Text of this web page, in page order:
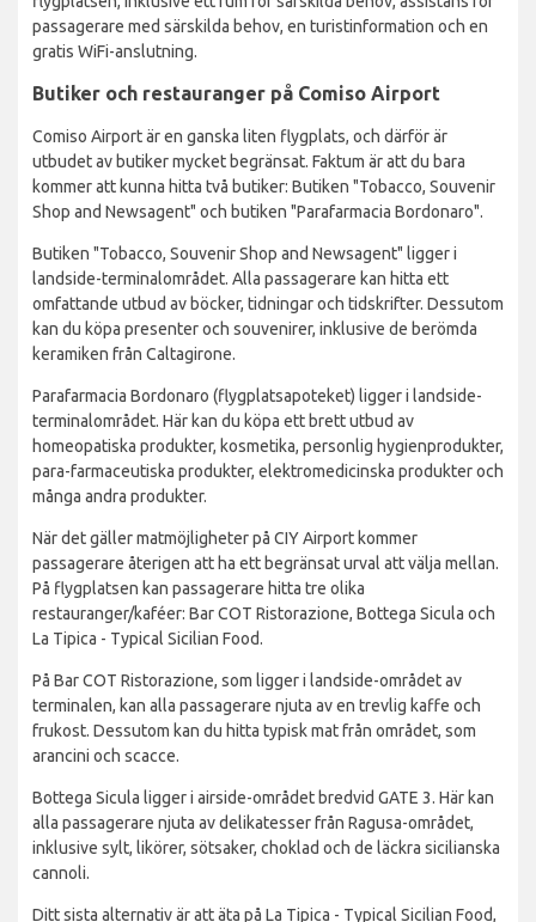
passagerare med särskilda behov, en turistinformation och en
gratis WiFi-anslutning.
Butiker och restauranger på Comiso Airport
Comiso Airport är en ganska liten flygplats, och därför är
utbudet av butiker mycket begränsat. Faktum är att du bara
kommer att kunna hitta två butiker: Butiken "Tobacco, Souvenir
Shop and Newsagent" och butiken "Parafarmacia Bordonaro".
Butiken "Tobacco, Souvenir Shop and Newsagent" ligger i
landside-terminalområdet. Alla passagerare kan hitta ett
omfattande utbud av böcker, tidningar och tidskrifter. Dessutom
kan du köpa presenter och souvenirer, inklusive de berömda
keramiken från Caltagirone.
Parafarmacia Bordonaro (flygplatsapoteket) ligger i landside-
terminalområdet. Här kan du köpa ett brett utbud av
homeopatiska produkter, kosmetika, personlig hygienprodukter,
para-farmaceutiska produkter, elektromedicinska produkter och
många andra produkter.
När det gäller matmöjligheter på CIY Airport kommer
passagerare återigen att ha ett begränsat urval att välja mellan.
På flygplatsen kan passagerare hitta tre olika
restauranger/kaféer: Bar COT Ristorazione, Bottega Sicula och
La Tipica - Typical Sicilian Food.
På Bar COT Ristorazione, som ligger i landside-området av
terminalen, kan alla passagerare njuta av en trevlig kaffe och
frukost. Dessutom kan du hitta typisk mat från området, som
arancini och scacce.
Bottega Sicula ligger i airside-området bredvid GATE 3. Här kan
alla passagerare njuta av delikatesser från Ragusa-området,
inklusive sylt, likörer, sötsaker, choklad och de läckra sicilianska
cannoli.
Ditt sista alternativ är att äta på La Tipica - Typical Sicilian Food,